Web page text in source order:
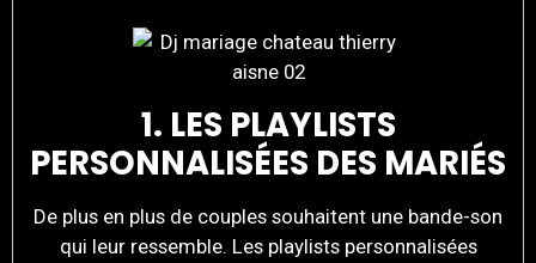
1. LES PLAYLISTS
PERSONNALISÉES DES MARIÉS
De plus en plus de couples souhaitent une bande-son
qui leur ressemble. Les playlists personnalisées